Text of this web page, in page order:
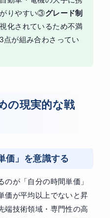
りやすい③グレード制
化されているため不満
が組み合わさってい
の現実的な戦
価」を意識する
が「自分の時間単価」
価が平均以上でないと昇
端技術領域・専門性の高